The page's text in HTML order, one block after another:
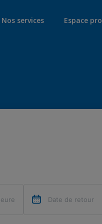
Nos services Espace pro